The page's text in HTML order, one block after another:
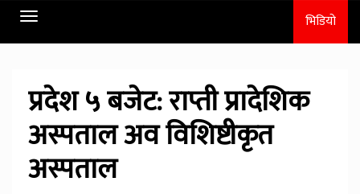
Toggle
navigation
भिडियो
प्रदेश ५ बजेट: राप्ती प्रादेशिक
अस्पताल अव विशिष्टीकृत
अस्पताल